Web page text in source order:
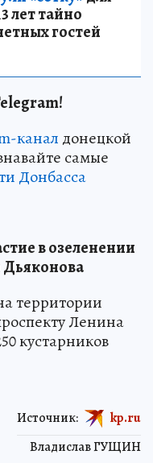
лет тайно
гостей
канал донецкой
самые
Донбасса
в озеленении
Дьяконова
территории
Ленина
кустарников
Владислав ГУЩИН
Источник: kp.ru